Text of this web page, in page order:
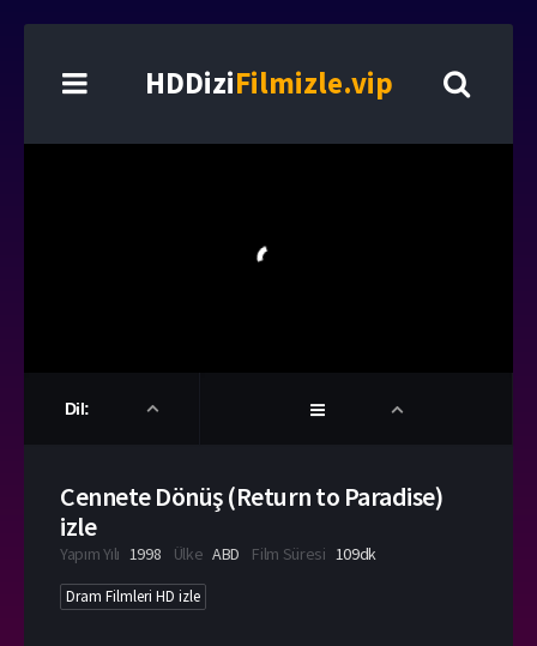
HDDiziFilmizle.vip
Dil:
Cennete Dönüş (Return to Paradise)
izle
Yapım Yılı 1998 Ülke ABD Film Süresi 109dk
Dram Filmleri HD izle